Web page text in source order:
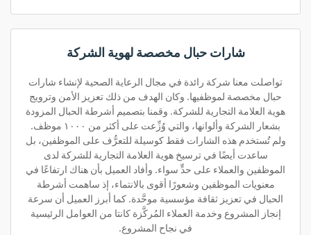
شارات حبال مخصصة لهوية الشركة
تواصلت معنا شركة رائدة في مجال الرعاية الصحية لإنشاء شارات
حبال مخصصة لموظفيها. وكان الهدف من ذلك تعزيز الأمن وترويج
هوية العلامة التجارية للشركة. وقمنا بتصميم أشرطة الحبال المزودة
بشعار الشركة وألوانها، والتي وُزِّعت على أكثر من ١٠٠٠ موظف.
ولم تُستخدم هذه الشارات فقط كوسيلة للتعرُّف على الموظفين، بل
ساعدت أيضًا في ترسيخ هوية العلامة التجارية للشركة لدى
الموظفين والعملاء على حدٍّ سواء. وأفاد العميل بأن هناك ارتفاعًا في
معنويات الموظفين وشعورًا أقوى بالانتماء، إذ ساهمت أشرطة
الحبال في تعزيز ثقافة مؤسسية موحَّدة. كما أبرز العميل أن سرعة
إنجاز المشروع وخدمة العملاء المُركَّزة كانتا من العوامل الرئيسية
في نجاح المشروع.